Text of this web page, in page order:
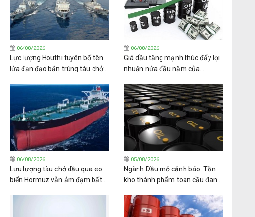
06/08/2026
Lực lượng Houthi tuyên bố tên
lửa đạn đạo bắn trúng tàu chở
06/08/2026
Giá dầu tăng mạnh thúc đẩy lợi
nhuận nửa đầu năm của
06/08/2026
Lưu lượng tàu chở dầu qua eo
biển Hormuz vẫn ảm đạm bất
05/08/2026
Ngành Dầu mỏ cảnh báo: Tồn
kho thành phẩm toàn cầu đang